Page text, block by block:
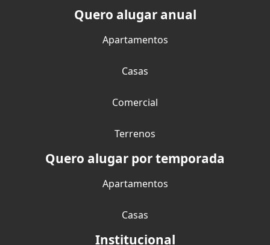
Quero alugar anual
Apartamentos
Casas
Comercial
Terrenos
Quero alugar por temporada
Apartamentos
Casas
Institucional